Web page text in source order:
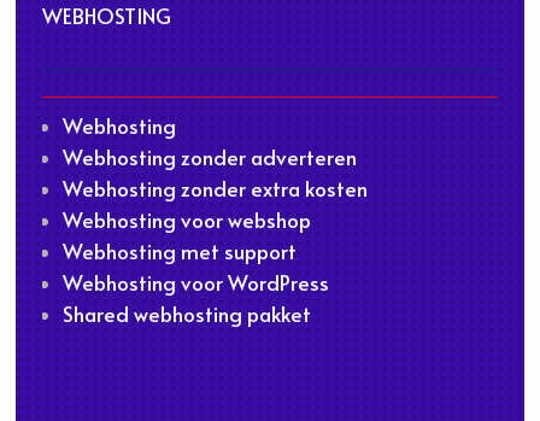
WEBHOSTING
Webhosting
Webhosting zonder adverteren
Webhosting zonder extra kosten
Webhosting voor webshop
Webhosting met support
Webhosting voor WordPress
Shared webhosting pakket